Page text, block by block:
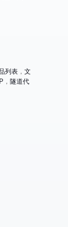
列表 ， 文
， 隧道代